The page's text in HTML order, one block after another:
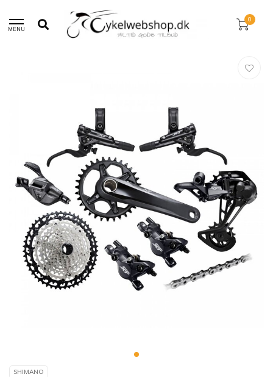
MENU
0
30 dages returret!
Hjem / Shimano XT 12 Speed MTB Geargruppe
SHIMANO